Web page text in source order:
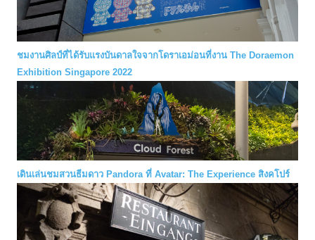
ชมงานศิลป์ที่ได้รับแรงบันดาลใจจากโดราเอม่อนที่งาน The Doraemon
Exhibition Singapore 2022
เดินเล่นชมสวนธีมดาว Pandora ที่ Avatar: The Experience สิงคโปร์